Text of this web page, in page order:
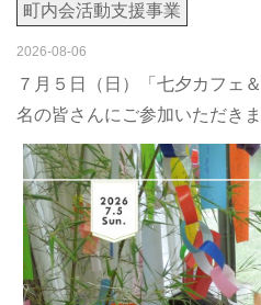
町内会活動支援事業
2026-08-06
７月５日（日）「七夕カフェ
名の皆さんにご参加いただきま